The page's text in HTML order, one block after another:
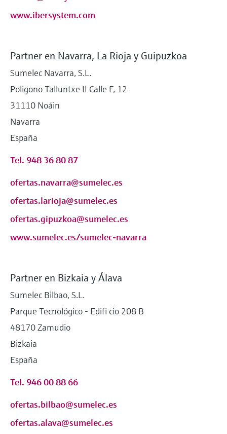
www.ibersystem.com
Partner en Navarra, La Rioja y Guipuzkoa
Sumelec Navarra, S.L.
Poligono Talluntxe II Calle F, 12
31110 Noáin
Navarra
España
Tel. 948 36 80 87
ofertas.navarra@sumelec.es
ofertas.larioja@sumelec.es
ofertas.gipuzkoa@sumelec.es
www.sumelec.es/sumelec-navarra
Partner en Bizkaia y Álava
Sumelec Bilbao, S.L.
Parque Tecnológico - Edifi cio 208 B
48170 Zamudio
Bizkaia
España
Tel. 946 00 88 66
ofertas.bilbao@sumelec.es
ofertas.alava@sumelec.es